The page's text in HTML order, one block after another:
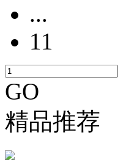
...
11
GO
精品推荐